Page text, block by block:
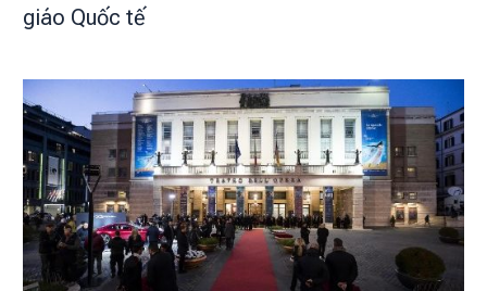
giáo Quốc tế